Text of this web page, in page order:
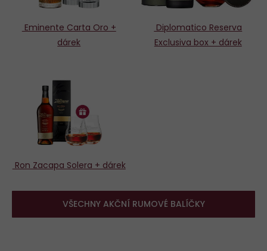
Eminente Carta Oro +
dárek
Diplomatico Reserva
Exclusiva box + dárek
Ron Zacapa Solera + dárek
VŠECHNY AKČNÍ RUMOVÉ BALÍČKY